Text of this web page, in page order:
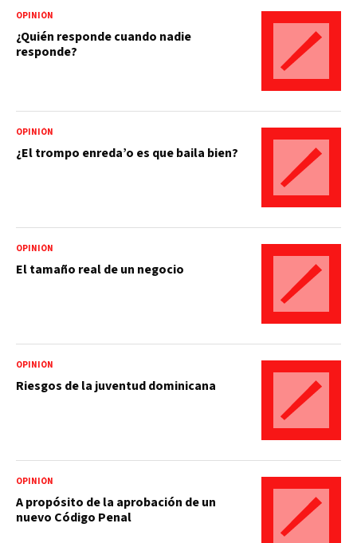
OPINIÓN
¿Quién responde cuando nadie
responde?
OPINIÓN
¿El trompo enreda’o es que baila bien?
OPINIÓN
El tamaño real de un negocio
OPINIÓN
Riesgos de la juventud dominicana
OPINIÓN
A propósito de la aprobación de un
nuevo Código Penal